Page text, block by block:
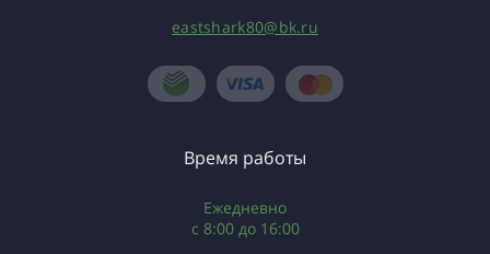
eastshark80@bk.ru
Время работы
Ежедневно
c 8:00 до 16:00